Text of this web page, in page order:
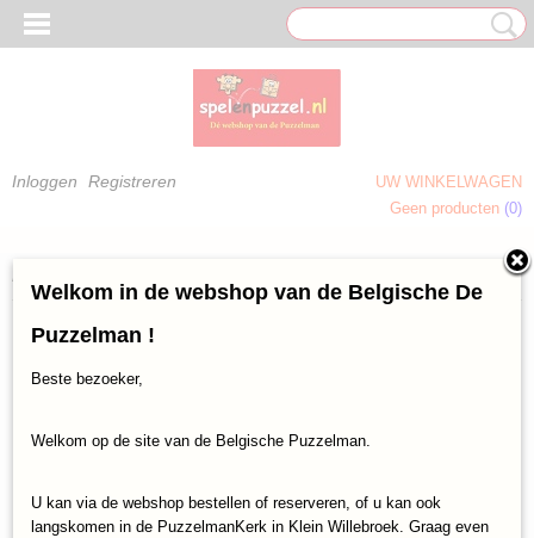
Inloggen Registreren
UW WINKELWAGEN
Geen producten (0)
Home
Welkom in de webshop van de Belgische De
Puzzelman !
Beste bezoeker,
Welkom op de site van de Belgische Puzzelman.
U kan via de webshop bestellen of reserveren, of u kan ook
langskomen in de PuzzelmanKerk in Klein Willebroek. Graag even